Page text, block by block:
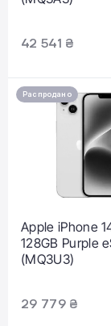
42 541 ₴
Распродано
Apple iPhone
128GB Purple
(MQ3U3)
29 779 ₴